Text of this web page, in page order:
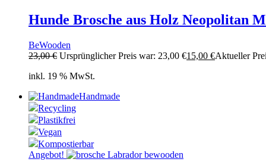
Hunde Brosche aus Holz Neopolitan
BeWooden
23,00€ Ursprünglicher Preis war: 23,00 €15,00 €Aktueller
inkl. 19 % MwSt.
Handmade
Recycling
Plastikfrei
Vegan
Kompostierbar
Angebot!